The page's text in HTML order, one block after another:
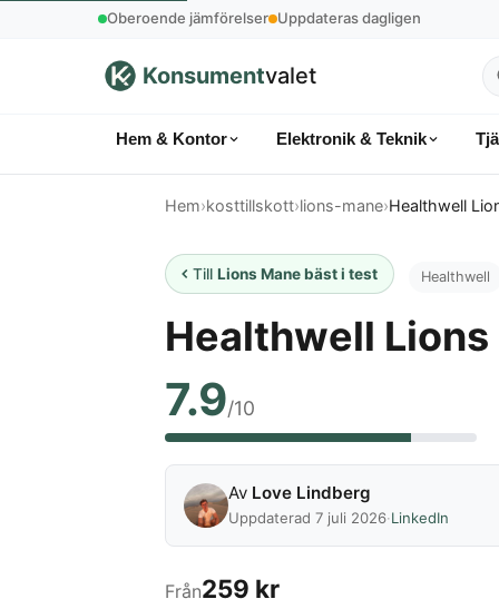
Oberoende jämförelser Uppdateras dagligen
Konsumentvalet
Hem & Kontor Elektronik & Teknik
Hem›kosttillskott›lions-mane›Healthwell
TillLions Mane bäst i test Healthwell
Healthwell
7.9/10
Av Love Lindberg
Uppdaterad 7 juli 2026·LinkedIn
Från259 kr